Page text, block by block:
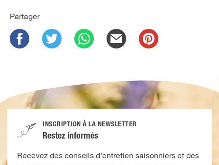
Partager
INSCRIPTION À LA NEWSLETTER
Restez informés
Recevez des conseils d’entretien saisonniers et des